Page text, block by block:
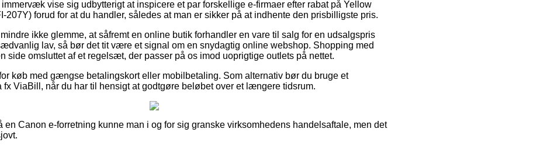
vise sig udbytterigt at inspicere et par forskellige e-firmaer efter rabat på Yellow
207Y) forud for at du handler, således at man er sikker på at indhente den prisbilligste pris.
ikke glemme, at såfremt en online butik forhandler en vare til salg for en udsalgspris
lav, så bør det tit være et signal om en snydagtig online webshop. Shopping med
side omsluttet af et regelsæt, der passer på os imod uoprigtige outlets på nettet.
køb med gængse betalingskort eller mobilbetaling. Som alternativ bør du bruge et
fx ViaBill, når du har til hensigt at godtgøre beløbet over et længere tidsrum.
en Canon e-forretning kunne man i og for sig granske virksomhedens handelsaftale, men det